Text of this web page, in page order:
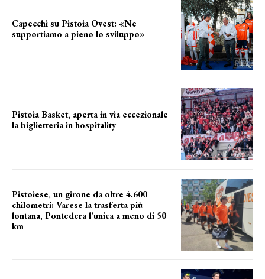
Capecchi su Pistoia Ovest: «Ne
supportiamo a pieno lo sviluppo»
Pistoia Basket, aperta in via eccezionale
la biglietteria in hospitality
Pistoiese, un girone da oltre 4.600
chilometri: Varese la trasferta più
lontana, Pontedera l’unica a meno di 50
km